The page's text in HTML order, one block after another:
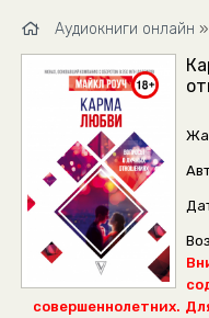
Аудиокниги онлайн »
совершеннолетних.